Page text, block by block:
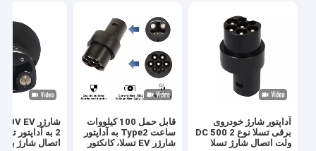
آداپتور شارژ خودروی
برقی تسلا نوع 2 DC 500
ولت اتصال شارژ تسلا
قابل حمل 100 کیلووات
ساعت Type2 به آداپتور
شارژر EV تسلا، کانکتور
اتصال شارژ